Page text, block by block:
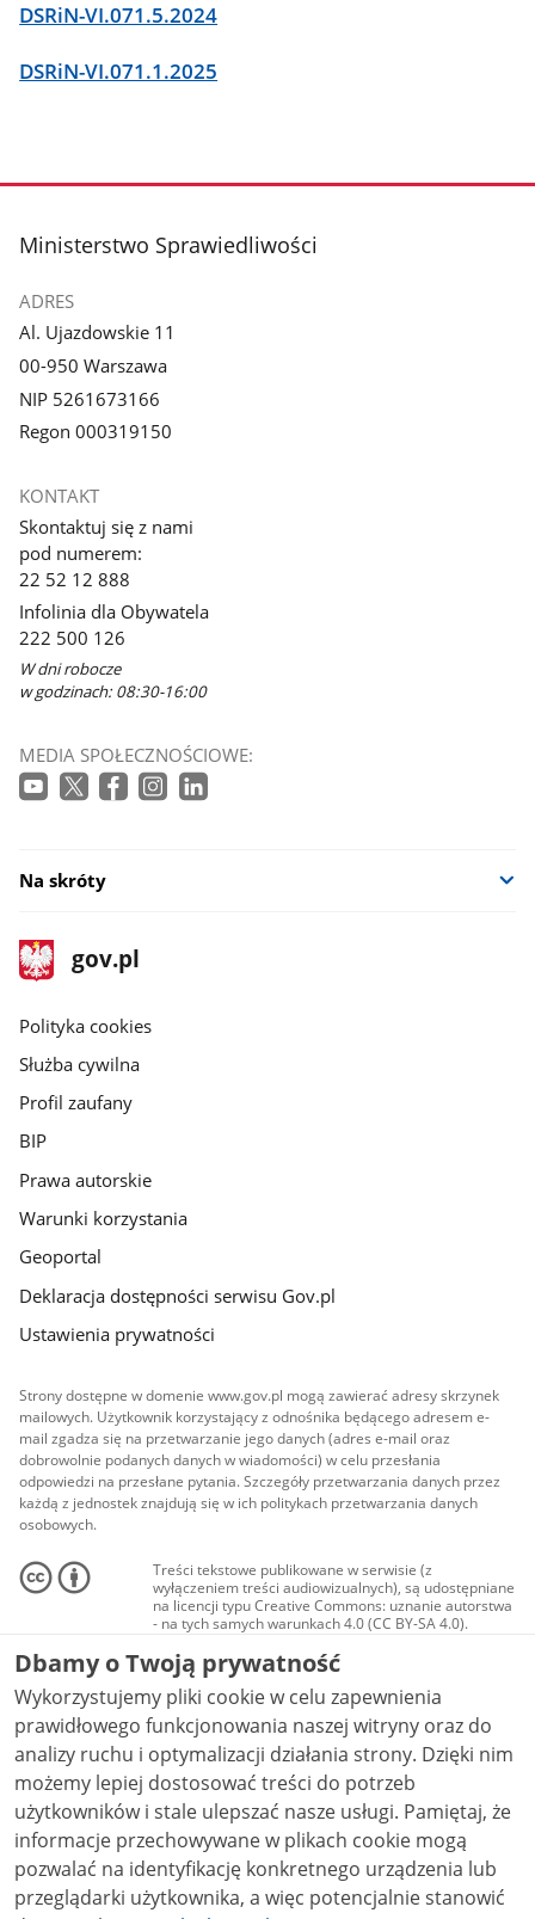
DSRiN-VI.071.5.2024
DSRiN-VI.071.1.2025
stopka
Ministerstwo Sprawiedliwości
ADRES
Al. Ujazdowskie 11
00-950 Warszawa
NIP 5261673166
Regon 000319150
KONTAKT
Skontaktuj się z nami
pod numerem:
22 52 12 888
Infolinia dla Obywatela
222 500 126
W dni robocze
w godzinach: 08:30-16:00
MEDIA SPOŁECZNOŚCIOWE:
Na skróty
stopka
gov.pl
Strona
gov.pl
gov.pl
Polityka cookies
Służba cywilna
Profil zaufany
BIP
Prawa autorskie
Warunki korzystania
Geoportal
Deklaracja dostępności serwisu Gov.pl
Ustawienia prywatności
Strony dostępne w domenie www.gov.pl mogą zawierać adresy skrzynek
mailowych. Użytkownik korzystający z odnośnika będącego adresem e-
mail zgadza się na przetwarzanie jego danych (adres e-mail oraz
dobrowolnie podanych danych w wiadomości) w celu przesłania
odpowiedzi na przesłane pytania. Szczegóły przetwarzania danych przez
każdą z jednostek znajdują się w ich politykach przetwarzania danych
osobowych.
Treści tekstowe publikowane w serwisie (z
wyłączeniem treści audiowizualnych), są udostępniane
na licencji typu Creative Commons: uznanie autorstwa
- na tych samych warunkach 4.0 (CC BY-SA 4.0).
Materiały audiowizualne, w tym zdjęcia, materiały
audio i wideo, są udostępniane na licencji typu
Creative Commons: uznanie autorstwa użycie
niekomercyjne - bez utworów zależnych 4.0 (CC BY-
NC-ND 4.0), o ile nie jest to stwierdzone inaczej.
Dbamy o Twoją prywatność
Wykorzystujemy pliki cookie w celu zapewnienia
prawidłowego funkcjonowania naszej witryny oraz do
analizy ruchu i optymalizacji działania strony. Dzięki nim
możemy lepiej dostosować treści do potrzeb
użytkowników i stale ulepszać nasze usługi. Pamiętaj, że
informacje przechowywane w plikach cookie mogą
pozwalać na identyfikację konkretnego urządzenia lub
przeglądarki użytkownika, a więc potencjalnie stanowić